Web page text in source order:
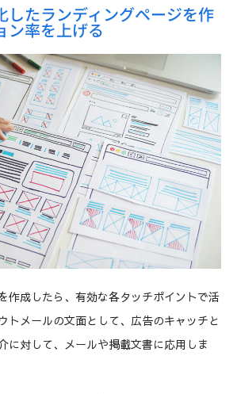
したランディングページを作
ン率を上げる
作成したら、有効な各タッチポイントで活
トメールの文面として、広告のキャッチと
に対して、メールや掲載文書に応用しま